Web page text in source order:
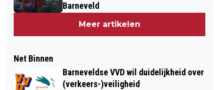
Barneveld
Meer artikelen
Net Binnen
Barneveldse VVD wil duidelijkheid over
(verkeers-)veiligheid